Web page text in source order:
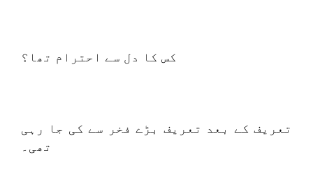
کس کا دل سے احترام تھا؟
تعریف کے بعد تعریف بڑے فخر سے کی جا رہی
تھی۔